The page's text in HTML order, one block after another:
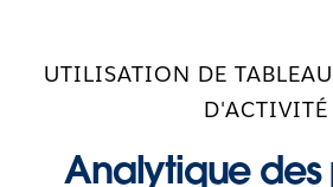
UTILISATION DE TABLEAU
D'ACTIVITÉ
Analytique des